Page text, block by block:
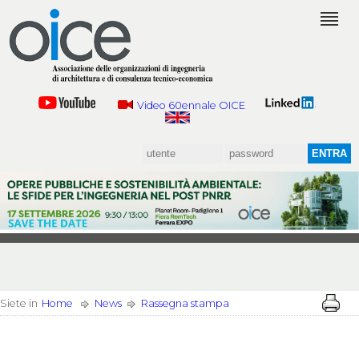
Video 60ennale OICE
Siete in Home News Rassegna stampa